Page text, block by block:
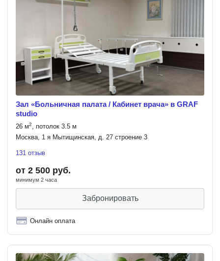
Зал «Больничная палата / Кабинет врача» в GRAF
studio
26 м2, потолок 3.5 м
Москва, 1 я Мытищинская, д. 27 строение 3
131 отзыв
от 2 500 руб.
минимум 2 часа
Забронировать
Онлайн оплата